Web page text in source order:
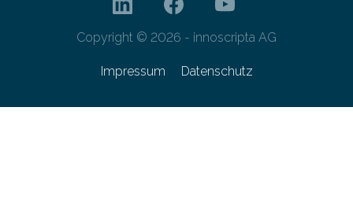
Copyright © 2026 - innoscripta AG
Impressum Datenschutz